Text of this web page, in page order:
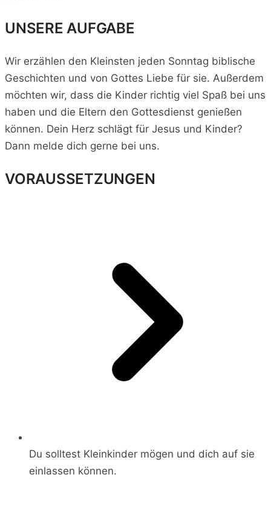
UNSERE AUFGABE
Wir erzählen den Kleinsten jeden Sonntag biblische
Geschichten und von Gottes Liebe für sie. Außerdem
möchten wir, dass die Kinder richtig viel Spaß bei uns
haben und die Eltern den Gottesdienst genießen
können. Dein Herz schlägt für Jesus und Kinder?
Dann melde dich gerne bei uns.
VORAUSSETZUNGEN
Du solltest Kleinkinder mögen und dich auf sie
einlassen können.